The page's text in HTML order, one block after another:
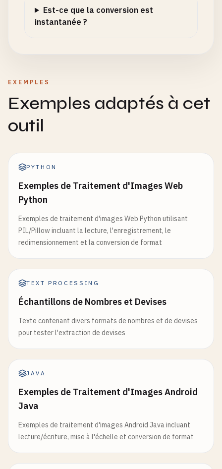
Est-ce que la conversion est
instantanée ?
EXEMPLES
Exemples adaptés à cet
outil
PYTHON
Exemples de Traitement d'Images Web
Python
Exemples de traitement d'images Web Python utilisant
PIL/Pillow incluant la lecture, l'enregistrement, le
redimensionnement et la conversion de format
TEXT PROCESSING
Échantillons de Nombres et Devises
Texte contenant divers formats de nombres et de devises
pour tester l'extraction de devises
JAVA
Exemples de Traitement d'Images Android
Java
Exemples de traitement d'images Android Java incluant
lecture/écriture, mise à l'échelle et conversion de format